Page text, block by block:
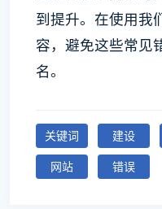
到提升。在使用我
容，避免这些常见
名。
关键词 建设
网站
错误